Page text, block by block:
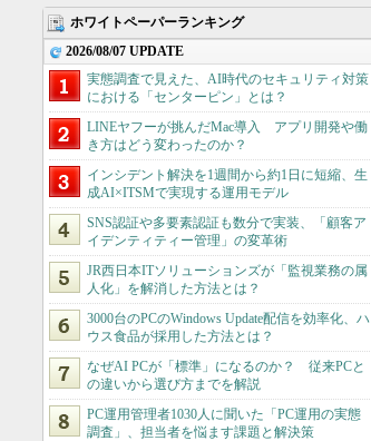
ホワイトペーパーランキング
2026/08/07 UPDATE
実態調査で見えた、AI時代のセキュリティ対策
における「センターピン」とは？
LINEヤフーが挑んだMac導入 アプリ開発や働
き方はどう変わったのか？
インシデント解決を1週間から約1日に短縮、生
成AI×ITSMで実現する運用モデル
SNS認証や多要素認証も数分で実装、「顧客ア
イデンティティー管理」の変革術
JR西日本ITソリューションズが「監視業務の属
人化」を解消した方法とは？
3000台のPCのWindows Update配信を効率化、ハ
ウス食品が採用した方法とは？
なぜAI PCが「標準」になるのか？ 従来PCと
の違いから選び方までを解説
PC運用管理者1030人に聞いた「PC運用の実態
調査」、担当者を悩ます課題と解決策